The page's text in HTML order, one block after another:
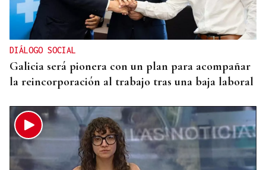
Gaseosas Roca, medio siglo creciendo junto a
Valdeorras y Coca-Cola
DIÁLOGO SOCIAL
Galicia será pionera con un plan para acompañar
la reincorporación al trabajo tras una baja laboral